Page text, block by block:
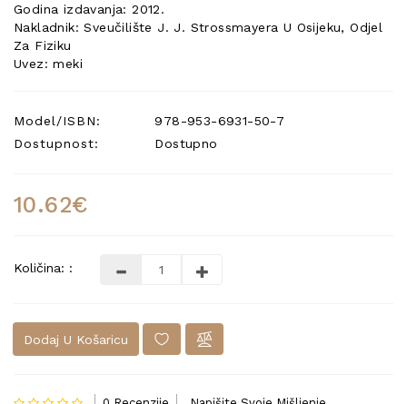
Godina izdavanja: 2012.
Nakladnik: Sveučilište J. J. Strossmayera U Osijeku, Odjel
Za Fiziku
Uvez: meki
Model/ISBN:
978-953-6931-50-7
Dostupnost:
Dostupno
10.62€
Količina: :
Dodaj U Košaricu